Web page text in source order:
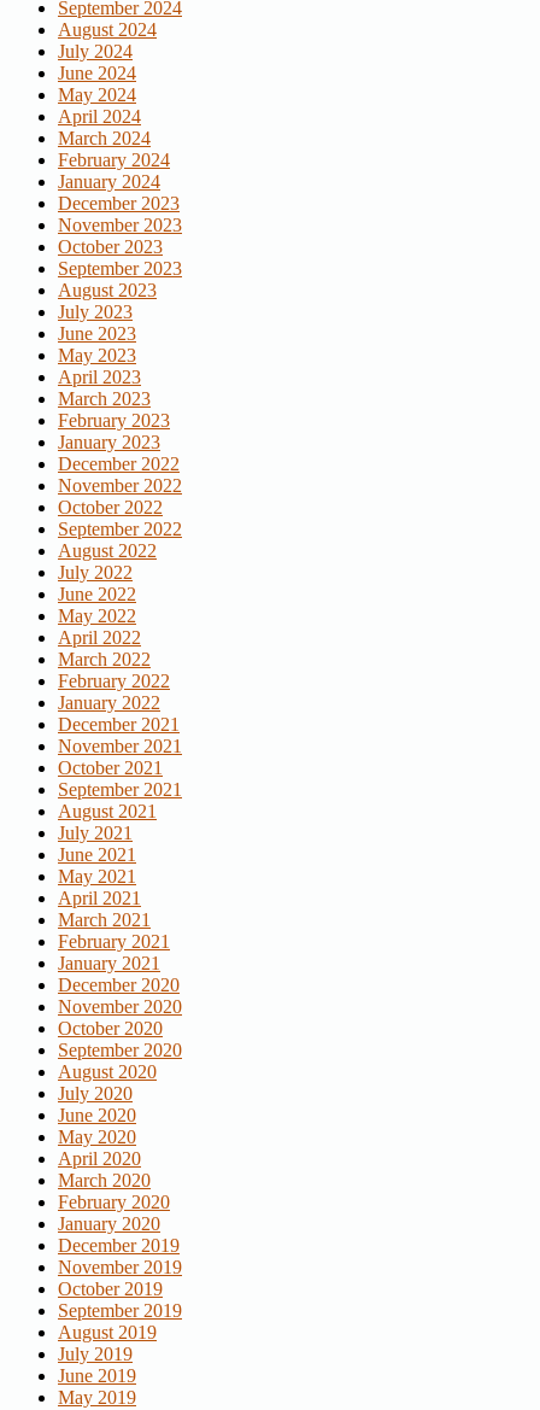
September 2024
August 2024
July 2024
June 2024
May 2024
April 2024
March 2024
February 2024
January 2024
December 2023
November 2023
October 2023
September 2023
August 2023
July 2023
June 2023
May 2023
April 2023
March 2023
February 2023
January 2023
December 2022
November 2022
October 2022
September 2022
August 2022
July 2022
June 2022
May 2022
April 2022
March 2022
February 2022
January 2022
December 2021
November 2021
October 2021
September 2021
August 2021
July 2021
June 2021
May 2021
April 2021
March 2021
February 2021
January 2021
December 2020
November 2020
October 2020
September 2020
August 2020
July 2020
June 2020
May 2020
April 2020
March 2020
February 2020
January 2020
December 2019
November 2019
October 2019
September 2019
August 2019
July 2019
June 2019
May 2019